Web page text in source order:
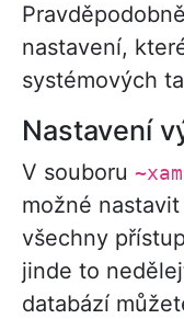
nastavení,
systémových
Nastavení
V souboru
možné
všechny
jinde to
databází